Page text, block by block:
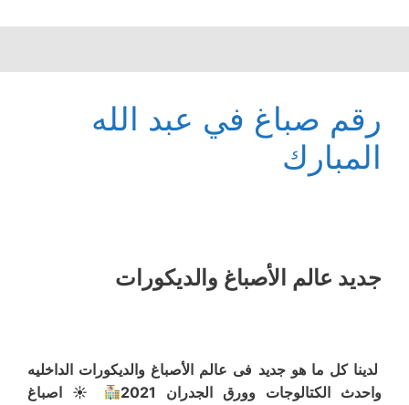
رقم صباغ في عبد الله
المبارك
جديد عالم الأصباغ والديكورات
لدينا كل ما هو جديد فى عالم الأصباغ والديكورات الداخليه
واحدث الكتالوجات وورق الجدران 2021
☀ اصباغ